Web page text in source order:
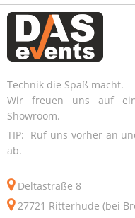
Technik die Spaß macht.
Wir freuen uns auf
Showroom.
TIP: Ruf uns vorher an
ab.
Deltastraße 8
27721 Ritterhude (bei